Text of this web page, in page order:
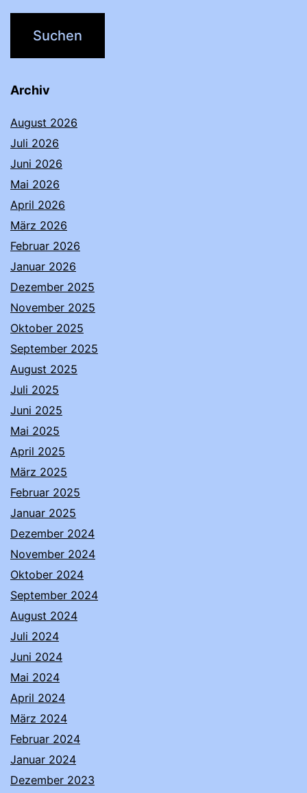
Archiv
August 2026
Juli 2026
Juni 2026
Mai 2026
April 2026
März 2026
Februar 2026
Januar 2026
Dezember 2025
November 2025
Oktober 2025
September 2025
August 2025
Juli 2025
Juni 2025
Mai 2025
April 2025
März 2025
Februar 2025
Januar 2025
Dezember 2024
November 2024
Oktober 2024
September 2024
August 2024
Juli 2024
Juni 2024
Mai 2024
April 2024
März 2024
Februar 2024
Januar 2024
Dezember 2023